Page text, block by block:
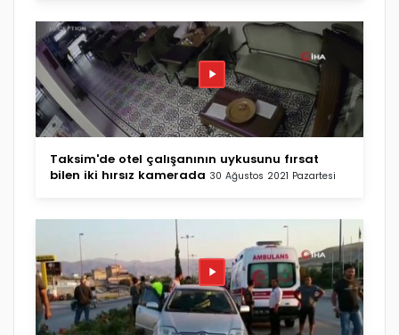
Taksim'de otel çalışanının uykusunu fırsat
bilen iki hırsız kamerada 30 Ağustos 2021 Pazartesi